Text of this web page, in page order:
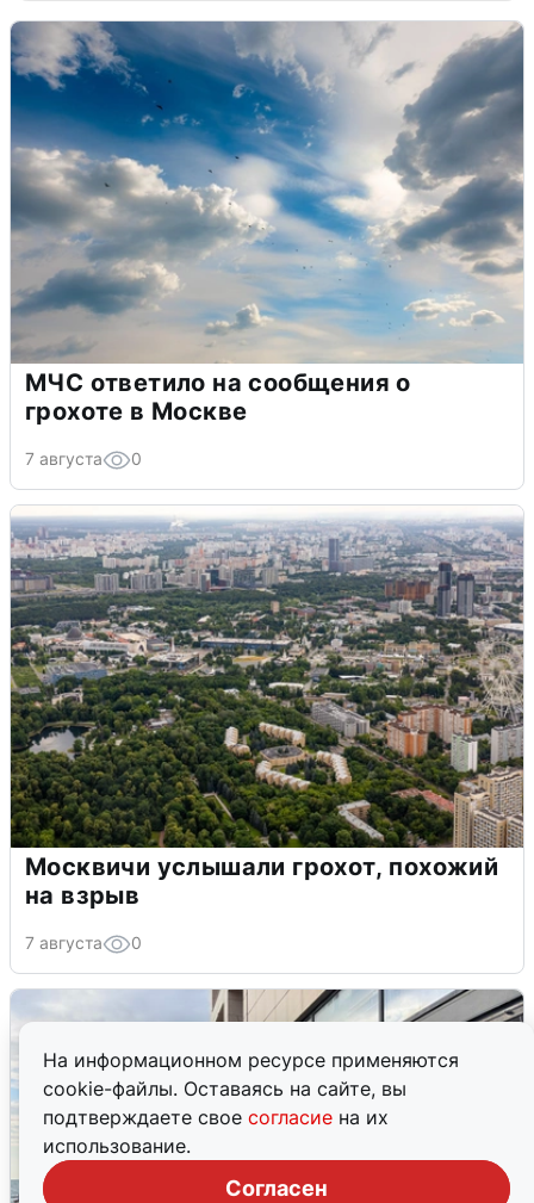
На информационном ресурсе применяются
cookie-файлы. Оставаясь на сайте, вы
подтверждаете свое согласие на их
использование.
Согласен
МЧС ответило на сообщения о
грохоте в Москве
7 августа 0
Москвичи услышали грохот, похожий
на взрыв
7 августа 0